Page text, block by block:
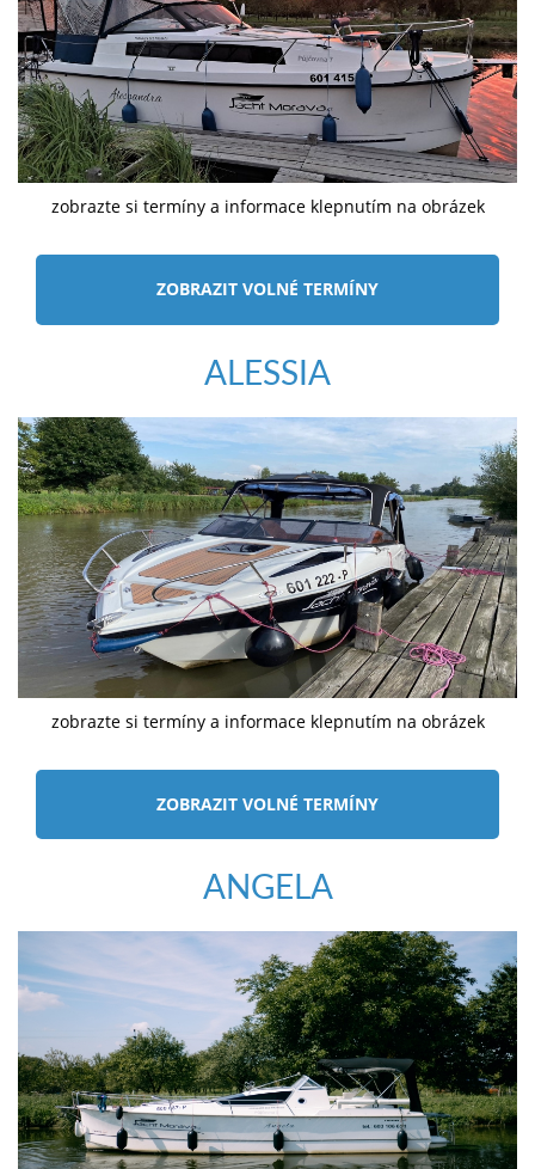
zobrazte si termíny a informace klepnutím na obrázek
ZOBRAZIT VOLNÉ TERMÍNY
ALESSIA
zobrazte si termíny a informace klepnutím na obrázek
ZOBRAZIT VOLNÉ TERMÍNY
ANGELA